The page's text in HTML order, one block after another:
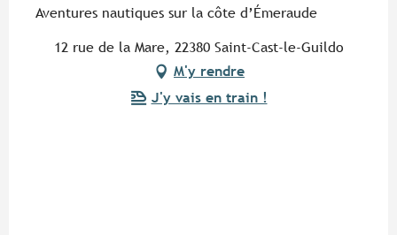
Aventures nautiques sur la côte d’Émeraude
12 rue de la Mare, 22380 Saint-Cast-le-Guildo
M'y rendre
J'y vais en train !